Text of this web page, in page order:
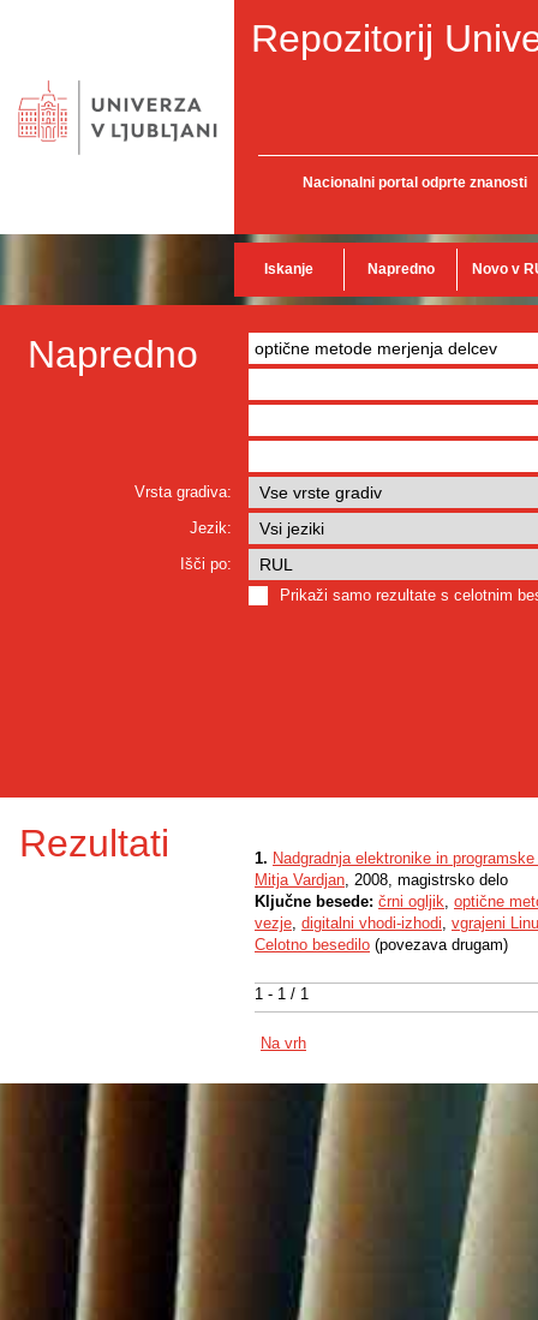
Repozitorij
Nacionalni portal odprte znanosti
Iskanje Napredno Novo v
Napredno
Vrsta gradiva:
Jezik:
Išči po:
Prikaži samo rezultate s celotnim
Rezultati
1 - 1 / 1
1. Nadgradnja elektronike in
Mitja Vardjan, 2008, magistrsko delo
Ključne besede: črni ogljik, optične
vezje, digitalni vhodi-izhodi, vgrajeni
Celotno besedilo (povezava drugam)
Na vrh